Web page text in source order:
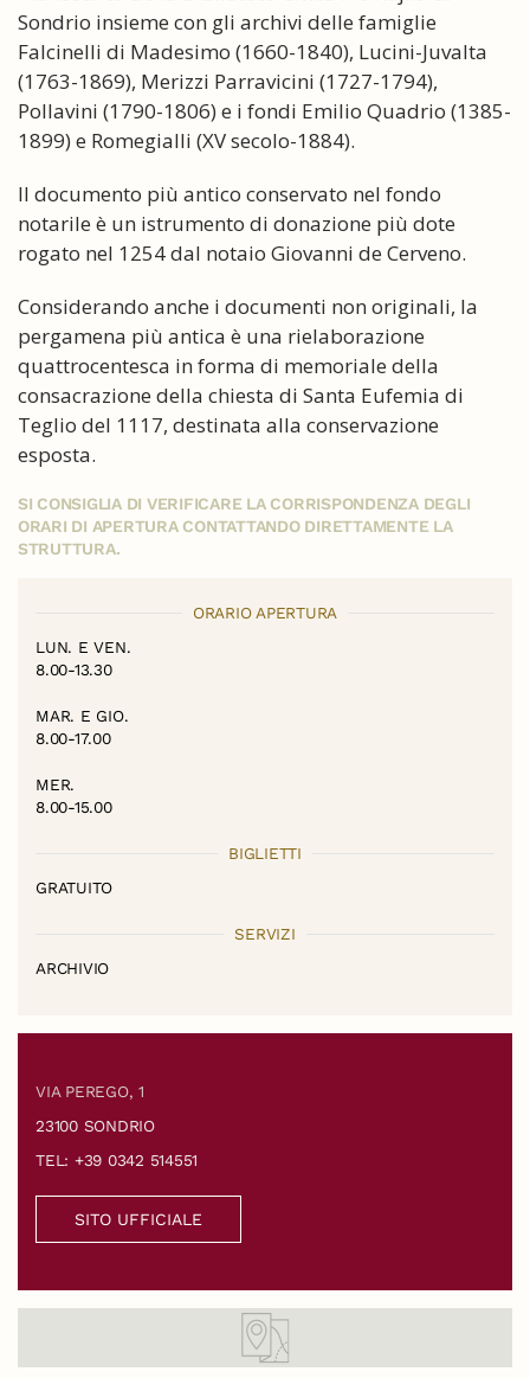
Sondrio insieme con gli archivi delle famiglie
Falcinelli di Madesimo (1660-1840), Lucini-Juvalta
(1763-1869), Merizzi Parravicini (1727-1794),
Pollavini (1790-1806) e i fondi Emilio Quadrio (1385-
1899) e Romegialli (XV secolo-1884).
Il documento più antico conservato nel fondo
notarile è un istrumento di donazione più dote
rogato nel 1254 dal notaio Giovanni de Cerveno.
Considerando anche i documenti non originali, la
pergamena più antica è una rielaborazione
quattrocentesca in forma di memoriale della
consacrazione della chiesta di Santa Eufemia di
Teglio del 1117, destinata alla conservazione
esposta.
SI CONSIGLIA DI VERIFICARE LA CORRISPONDENZA DEGLI
ORARI DI APERTURA CONTATTANDO DIRETTAMENTE LA
STRUTTURA.
ORARIO APERTURA
LUN. E VEN.
8.00-13.30
MAR. E GIO.
8.00-17.00
MER.
8.00-15.00
BIGLIETTI
GRATUITO
SERVIZI
ARCHIVIO
VIA PEREGO, 1
23100 SONDRIO
TEL: +39 0342 514551
SITO UFFICIALE